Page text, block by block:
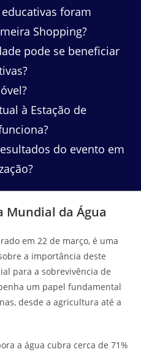
foram
Shopping?
pode se beneficiar
à Estação de
do evento em
Mundial da Água
em 22 de março, é uma
a importância deste
para a sobrevivência de
um papel fundamental
desde a agricultura até a
a água cubra cerca de 71%